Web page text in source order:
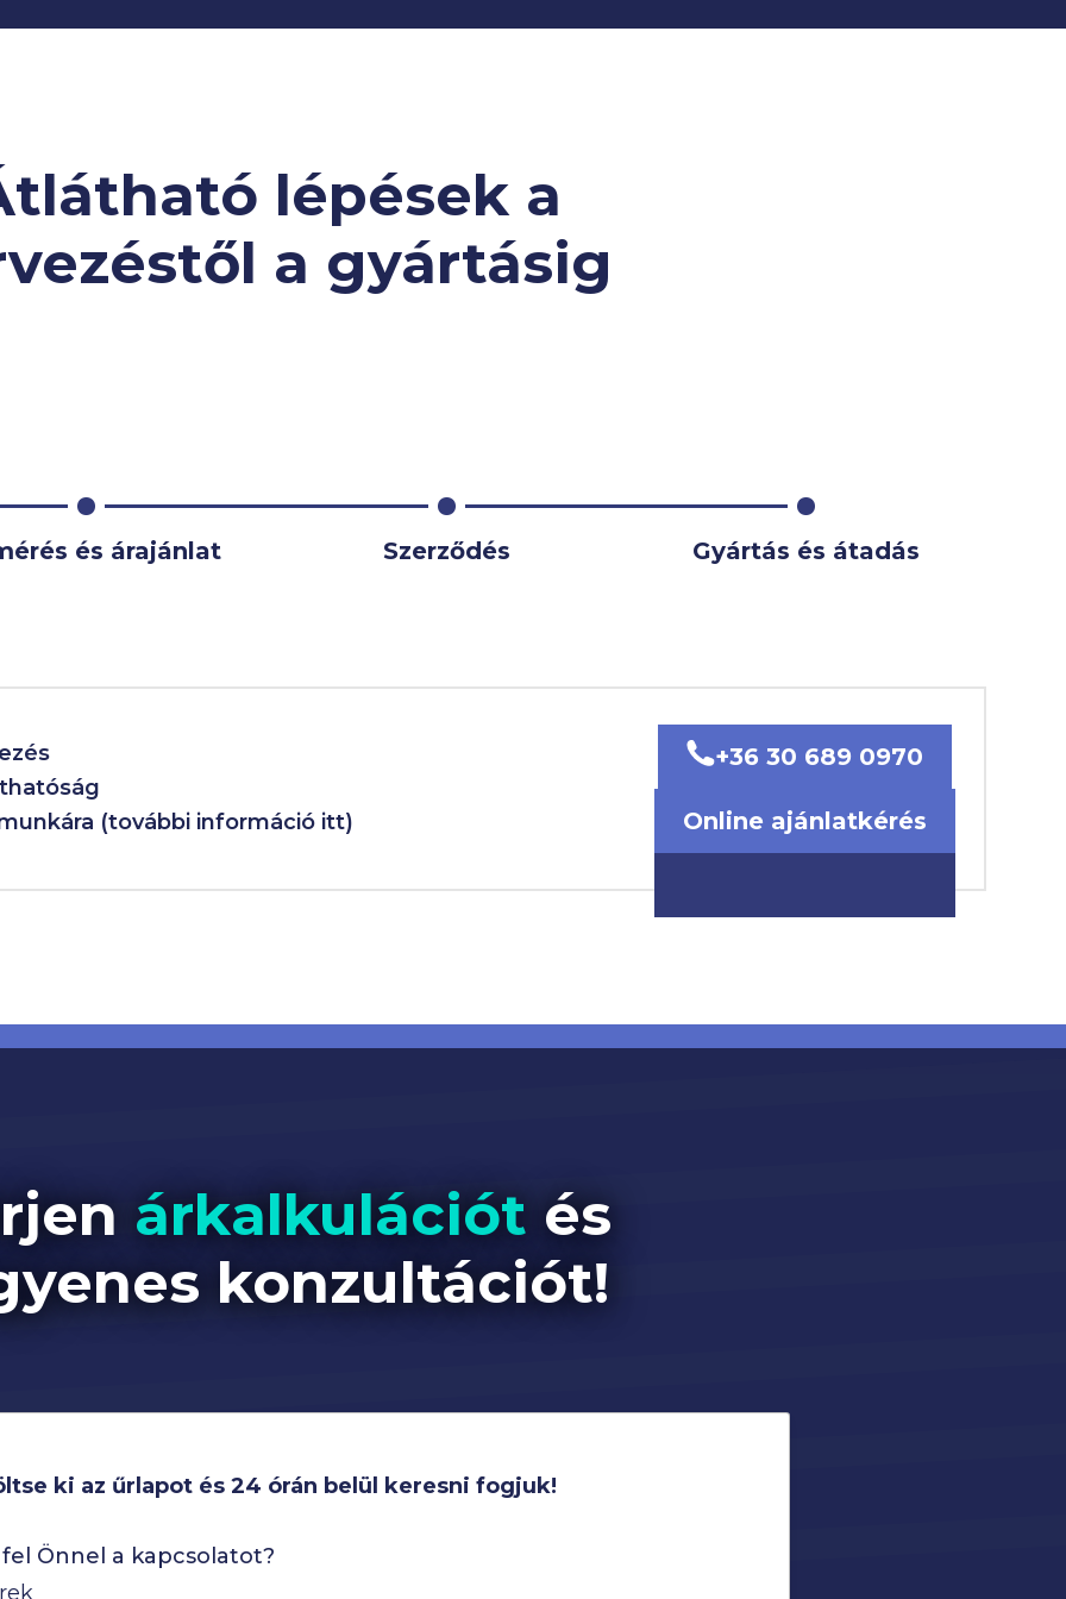
lépések a
a gyártásig
és árajánlat Szerződés Gyártás és átadás
(további információ itt)
+36 30 689 0970
Online ajánlatkérés
árkalkulációt és
konzultációt!
ki az űrlapot és 24 órán belül keresni fogjuk!
Önnel a kapcsolatot?